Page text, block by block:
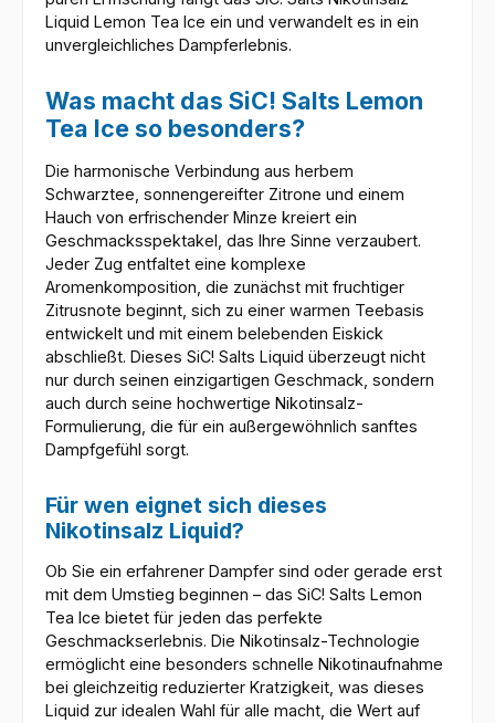
Liquid Lemon Tea Ice ein und verwandelt es in ein
unvergleichliches Dampferlebnis.
Was macht das SiC! Salts Lemon
Tea Ice so besonders?
Die harmonische Verbindung aus herbem
Schwarztee, sonnengereifter Zitrone und einem
Hauch von erfrischender Minze kreiert ein
Geschmacksspektakel, das Ihre Sinne verzaubert.
Jeder Zug entfaltet eine komplexe
Aromenkomposition, die zunächst mit fruchtiger
Zitrusnote beginnt, sich zu einer warmen Teebasis
entwickelt und mit einem belebenden Eiskick
abschließt. Dieses SiC! Salts Liquid überzeugt nicht
nur durch seinen einzigartigen Geschmack, sondern
auch durch seine hochwertige Nikotinsalz-
Formulierung, die für ein außergewöhnlich sanftes
Dampfgefühl sorgt.
Für wen eignet sich dieses
Nikotinsalz Liquid?
Ob Sie ein erfahrener Dampfer sind oder gerade erst
mit dem Umstieg beginnen – das SiC! Salts Lemon
Tea Ice bietet für jeden das perfekte
Geschmackserlebnis. Die Nikotinsalz-Technologie
ermöglicht eine besonders schnelle Nikotinaufnahme
bei gleichzeitig reduzierter Kratzigkeit, was dieses
Liquid zur idealen Wahl für alle macht, die Wert auf